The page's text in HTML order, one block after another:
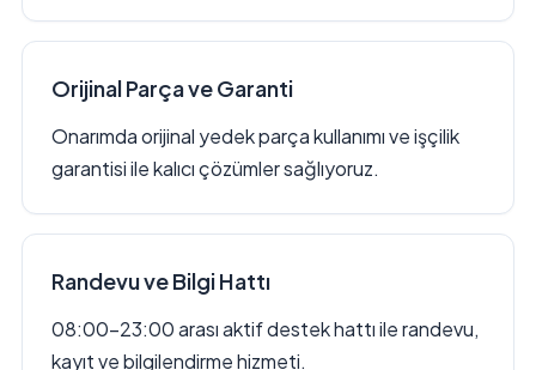
Orijinal Parça ve Garanti
Onarımda orijinal yedek parça kullanımı ve işçilik
garantisi ile kalıcı çözümler sağlıyoruz.
Randevu ve Bilgi Hattı
08:00–23:00 arası aktif destek hattı ile randevu,
kayıt ve bilgilendirme hizmeti.